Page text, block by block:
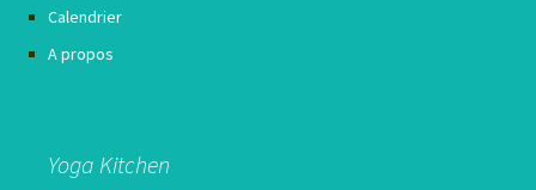
Calendrier
A propos
Yoga Kitchen